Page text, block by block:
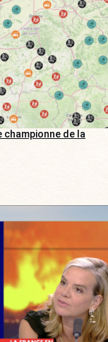
championne de la